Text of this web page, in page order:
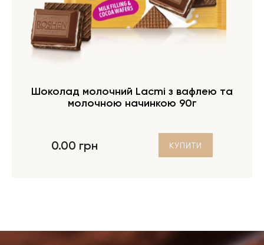
Шоколад молочний Lacmi з вафлею та
молочною начинкою 90г
0.00 грн КУПИТИ